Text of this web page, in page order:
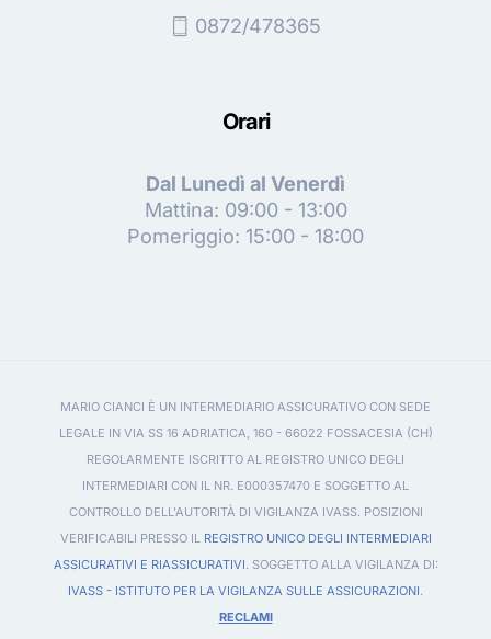
0872/478365
Orari
Dal Lunedì al Venerdì
Mattina: 09:00 - 13:00
Pomeriggio: 15:00 - 18:00
MARIO CIANCI È UN INTERMEDIARIO ASSICURATIVO CON SEDE
LEGALE IN VIA SS 16 ADRIATICA, 160 - 66022 FOSSACESIA (CH)
REGOLARMENTE ISCRITTO AL REGISTRO UNICO DEGLI
INTERMEDIARI CON IL NR. E000357470 E SOGGETTO AL
CONTROLLO DELL'AUTORITÀ DI VIGILANZA IVASS. POSIZIONI
VERIFICABILI PRESSO IL REGISTRO UNICO DEGLI INTERMEDIARI
ASSICURATIVI E RIASSICURATIVI. SOGGETTO ALLA VIGILANZA DI:
IVASS - ISTITUTO PER LA VIGILANZA SULLE ASSICURAZIONI.
RECLAMI